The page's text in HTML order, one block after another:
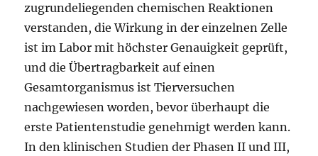
zugrundeliegenden chemischen Reaktionen
verstanden, die Wirkung in der einzelnen Zelle
ist im Labor mit höchster Genauigkeit geprüft,
und die Übertragbarkeit auf einen
Gesamtorganismus ist Tierversuchen
nachgewiesen worden, bevor überhaupt die
erste Patientenstudie genehmigt werden kann.
In den klinischen Studien der Phasen II und III,